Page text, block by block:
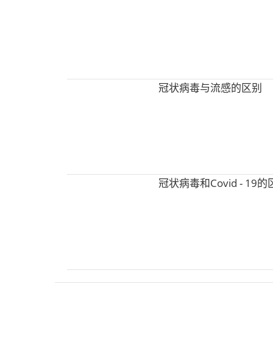
冠状病毒与流感的区别
冠状病毒和Covid - 19的